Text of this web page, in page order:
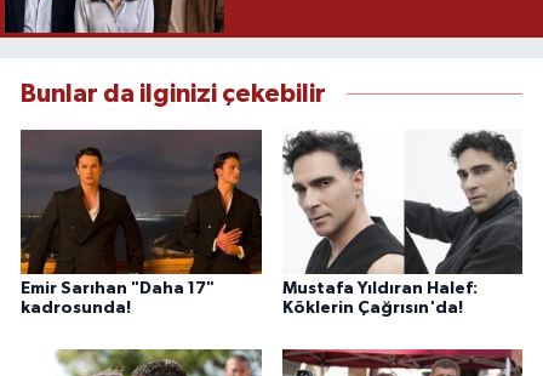
Bunlar da ilginizi çekebilir
Emir Sarıhan "Daha 17"
kadrosunda!
Mustafa Yıldıran Halef:
Köklerin Çağrısın'da!